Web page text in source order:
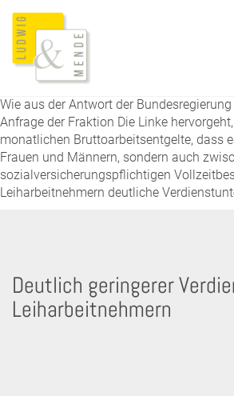
Wie aus der Antwort der
Anfrage der Fraktion Die Linke
monatlichen Bruttoarbeitsentgelte, dass
Frauen und Männern, sondern auch
sozialversicherungspflichtigen
Leiharbeitnehmern deutliche
Deutlich geringerer
Leiharbeitnehmern